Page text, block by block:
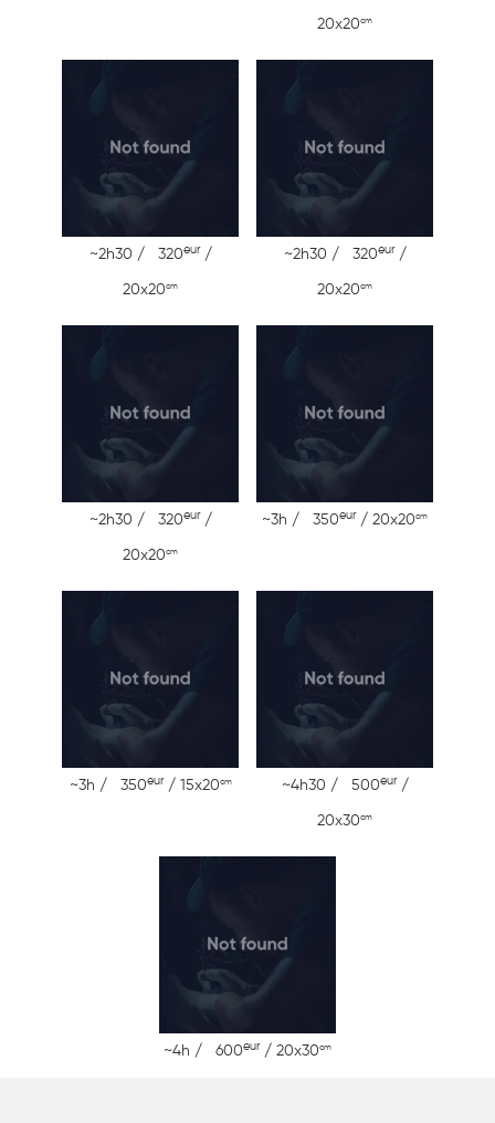
20x20cm
~2h30 / 320eur /
20x20cm
~2h30 / 320eur /
20x20cm
~2h30 / 320eur /
20x20cm
~3h / 350eur / 20x20cm
~3h / 350eur / 15x20cm ~4h30 / 500eur /
20x30cm
~4h / 600eur / 20x30cm